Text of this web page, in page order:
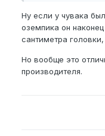
Ну если у чувака
оземпика он
сантиметра
Но вообще это
производителя.